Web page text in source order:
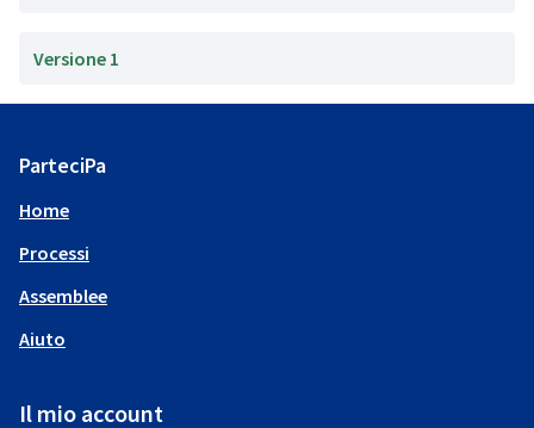
Versione 1
ParteciPa
Home
Processi
Assemblee
Aiuto
Il mio account